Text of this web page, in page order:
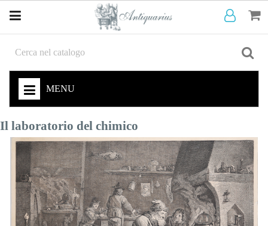
MENU
Il laboratorio del chimico